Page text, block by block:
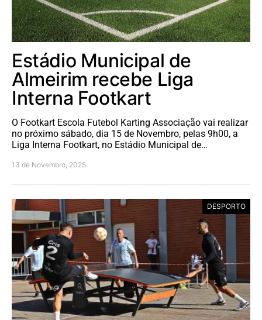
Estádio Municipal de
Almeirim recebe Liga
Interna Footkart
O Footkart Escola Futebol Karting Associação vai realizar
no próximo sábado, dia 15 de Novembro, pelas 9h00, a
Liga Interna Footkart, no Estádio Municipal de…
13 de Novembro, 2025
DESPORTO